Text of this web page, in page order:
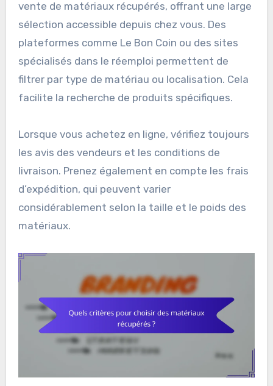
vente de matériaux récupérés, offrant une large
sélection accessible depuis chez vous. Des
plateformes comme Le Bon Coin ou des sites
spécialisés dans le réemploi permettent de
filtrer par type de matériau ou localisation. Cela
facilite la recherche de produits spécifiques.
Lorsque vous achetez en ligne, vérifiez toujours
les avis des vendeurs et les conditions de
livraison. Prenez également en compte les frais
d’expédition, qui peuvent varier
considérablement selon la taille et le poids des
matériaux.